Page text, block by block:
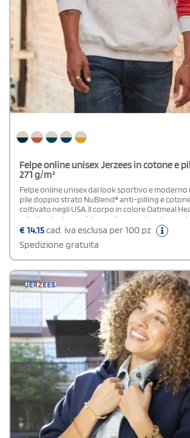
Felpe online unisex Jerzees in cotone e
271 g/m²
Felpe online unisex dal look sportivo e moderno
pile doppio strato NuBlend® anti-pilling e
coltivato negli USA. Il corpo in colore Oatmeal
valorizzato da maniche raglan a contrasto con
perfettamente abbinate a polsini e fondo a
frontale a marsupio aggiunge praticità, mentre il
giro evita la piega centrale, garantendo una
ordinata e ideale anche per la personalizzazione.
€14,15cad. iva esclusa per 100 pz
Spedizione gratuita